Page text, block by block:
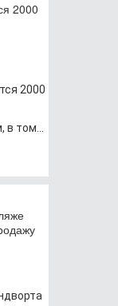
2000
2000
том...